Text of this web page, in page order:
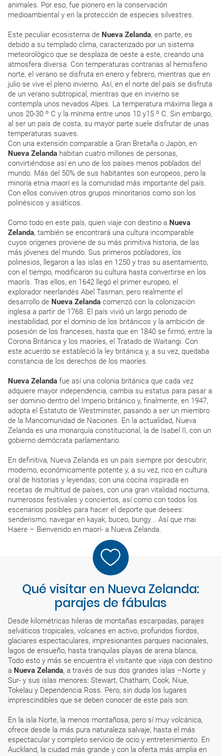
animales. Por eso, fue pionero en la conservación
medioambiental y en la protección de especies silvestres.
Este peculiar ecosistema de Nueva Zelanda, en parte, es
debido a su templado clima, caracterizado por un sistema
meteorológico que se desplaza de oeste a este, creando una
atmosfera diversa. Con temperaturas contrarias al hemisferio
norte, el verano se disfruta en enero y febrero, mientras que en
julio se vive el pleno invierno. Así, en el norte del país se disfruta
de un verano subtropical, mientras que en invierno se
contempla unos nevados Alpes. La temperatura máxima llega a
unos 20-30 º C y la mínima entre unos 10 y15 º C. Sin embargo,
al ser un país de costa, su mayor parte suele disfrutar de unas
temperaturas suaves.
Con una extensión comparable a Gran Bretaña o Japón, en
Nueva Zelanda habitan cuatro millones de personas,
convirtiéndose así en uno de los países menos poblados del
mundo. Más del 50% de sus habitantes son europeos, pero la
minoría etnia maorí es la comunidad más importante del país.
Con ellos conviven otros grupos minoritarios como son los
polinésicos y asiáticos.
Como todo en este país, quien viaje con destino a Nueva
Zelanda, también se encontrará una cultura incomparable
cuyos orígenes proviene de su más primitiva historia, de las
más jóvenes del mundo. Sus primeros pobladores, los
polinesios, llegaron a las islas en 1250 y tras su asentamiento,
con el tiempo, modificaron su cultura hasta convertirse en los
maorís. Tras ellos, en 1642 llegó el primer europeo, el
explorador neerlandés Abel Tasman, pero realmente el
desarrollo de Nueva Zelanda comenzó con la colonización
inglesa a partir de 1768. El país vivió un largo periodo de
inestabilidad, por el dominio de los británicos y la ambición de
posesión de los franceses, hasta que en 1840 se firmó, entre la
Corona Británica y los maoríes, el Tratado de Waitangi. Con
este acuerdo se estableció la ley británica y, a su vez, quedaba
constancia de los derechos de los maoríes.
Nueva Zelanda fue así una colonia británica que cada vez
adquiere mayor independencia, cambia su estatus para pasar a
ser dominio dentro del Imperio británico y, finalmente, en 1947,
adopta el Estatuto de Westminster, pasando a ser un miembro
de la Mancomunidad de Naciones. En la actualidad, Nueva
Zelanda es una monarquía constitucional, la de Isabel II, con un
gobierno demócrata parlamentario.
En definitiva, Nueva Zelanda es un país siempre por descubrir,
moderno, económicamente potente y, a su vez, rico en cultura
oral de historias y leyendas; con una cocina inspirada en
recetas de multitud de países, con una gran vitalidad nocturna,
numerosos festivales y conciertos, así como con todos los
escenarios posibles para hacer el deporte que desees:
senderismo, navegar en kayak, buceo, bungy... Así que mai
Haere – Bienvenido en maorí- a Nueva Zelanda.
Qué visitar en Nueva Zelanda:
parajes de fábulas
Desde kilométricas hileras de montañas escarpadas, parajes
selváticos tropicales, volcanes en activo, profundos fiordos,
glaciares espectaculares, impresionantes parques nacionales,
lagos de ensueño, hasta tranquilas playas de arena blanca,
Todo esto y más se encuentra el visitante que viaja con destino
a Nueva Zelanda, a través de sus dos grandes islas –Norte y
Sur- y sus islas menores: Stewart, Chatham, Cook, Niue,
Tokelau y Dependencia Ross. Pero, sin duda los lugares
imprescindibles que se deben conocer de este país son:
En la isla Norte, la menos montañosa, pero sí muy volcánica,
ofrece desde la más pura naturaleza salvaje, hasta el más
espectacular y completo servicio de ocio y entretenimiento. En
Auckland, la ciudad más grande y con la oferta más amplia en